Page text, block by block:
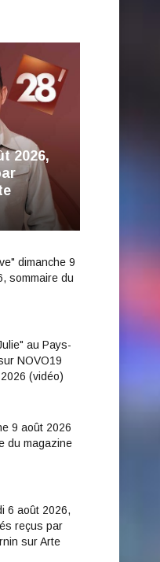
2026,
dimanche 9
sommaire du
au Pays-
NOVO19
(vidéo)
9 août 2026
du magazine
6 août 2026,
reçus par
sur Arte